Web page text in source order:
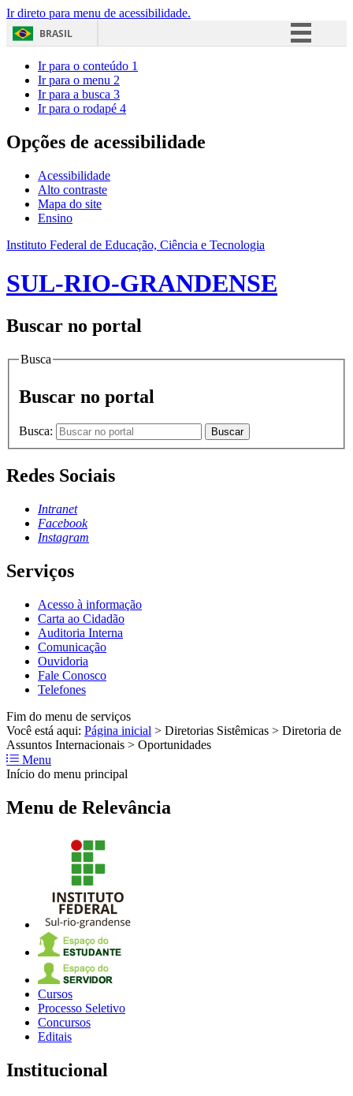
Ir direto para menu de acessibilidade.
BRASIL
Acesso à informação
Ir para o conteúdo 1
Ir para o menu 2
Ir para a busca 3
Ir para o rodapé 4
Opções de acessibilidade
Acessibilidade
Alto contraste
Mapa do site
Ensino
Instituto Federal de Educação, Ciência e Tecnologia
SUL-RIO-GRANDENSE
Buscar no portal
Busca
Buscar no portal
Busca: Buscar
Redes Sociais
Intranet
Facebook
Instagram
Serviços
Acesso à informação
Carta ao Cidadão
Auditoria Interna
Comunicação
Ouvidoria
Fale Conosco
Telefones
Fim do menu de serviços
Você está aqui: Página inicial > Diretorias Sistêmicas > Diretoria de
Assuntos Internacionais > Oportunidades
Menu
Início do menu principal
Menu de Relevância
Cursos
Processo Seletivo
Concursos
Editais
Institucional